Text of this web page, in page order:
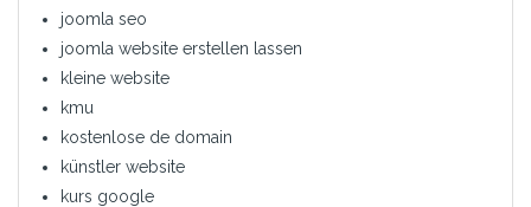
joomla seo
joomla website erstellen lassen
kleine website
kmu
kostenlose de domain
künstler website
kurs google